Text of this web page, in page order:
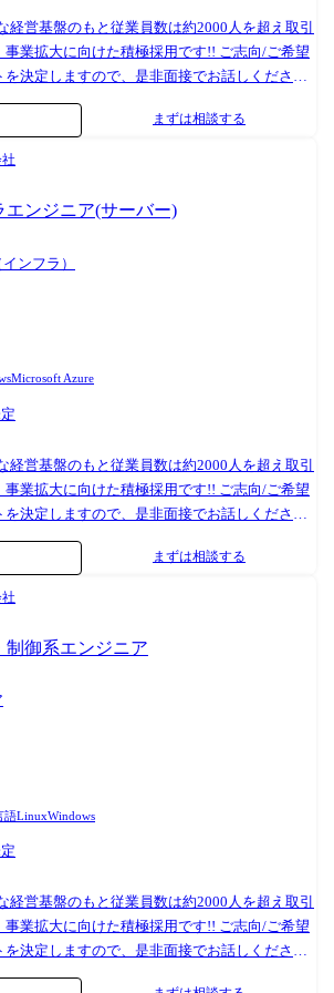
経営基盤のもと従業員数は約2000人を超え取引
大に向けた積極採用です!! ご志向/ご希望
決定しますので、是非面接でお話しください!
SQL、Android、Objective-c 等 使用
、SQLite、MS SQL Server、MS Access
まずは相談する
エンジニア(サーバー)
ンフラ）
Microsoft Azure
経営基盤のもと従業員数は約2000人を超え取引
業拡大に向けた積極採用です!! ご志向/ご希望
決定しますので、是非面接でお話しください!
、Hyper-V クラウド:AWS、Azure ●
トを決定します ※地元密着主義のた
ロジェクトを前提としています。
まずは相談する
制御系エンジニア
語LinuxWindows
経営基盤のもと従業員数は約2000人を超え取引
大に向けた積極採用です!! ご志向/ご希望
決定しますので、是非面接でお話しください!